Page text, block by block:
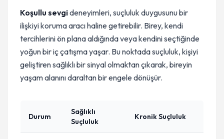
Koşullu sevgideneyimleri, suçluluk duygusunu bir
ilişkiyi koruma aracı haline getirebilir. Birey, kendi
tercihlerini ön plana aldığında veya kendini seçtiğinde
yoğun bir iç çatışma yaşar. Bu noktada suçluluk, kişiyi
geliştiren sağlıklı bir sinyal olmaktan çıkarak, bireyin
yaşam alanını daraltan bir engele dönüşür.
Durum
Sağlıklı
Suçluluk
Kronik Suçluluk